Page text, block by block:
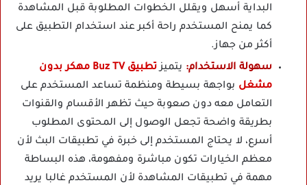
البداية أسهل ويقلل الخطوات المطلوبة قبل المشاهدة
كما يمنح المستخدم راحة أكبر عند استخدام التطبيق على
أكثر من جهاز.
سهولة الاستخدام: يتميز
تطبيق Buz TV مهكر بدون
مشغل بواجهة بسيطة ومنظمة تساعد المستخدم على
التعامل معه دون صعوبة حيث تظهر الأقسام والقنوات
بطريقة واضحة تجعل الوصول إلى المحتوى المطلوب
أسرع، لا يحتاج المستخدم إلى خبرة في تطبيقات البث لأن
معظم الخيارات تكون مباشرة ومفهومة، هذه البساطة
مهمة في تطبيقات المشاهدة لأن المستخدم غالبا يريد